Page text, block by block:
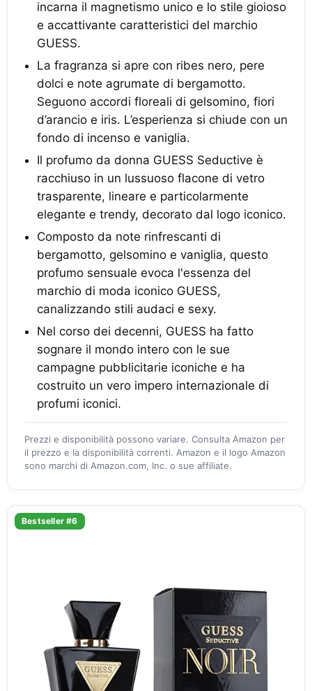
incarna il magnetismo unico e lo stile gioioso
e accattivante caratteristici del marchio
GUESS.
La fragranza si apre con ribes nero, pere
dolci e note agrumate di bergamotto.
Seguono accordi floreali di gelsomino, fiori
d’arancio e iris. L’esperienza si chiude con un
fondo di incenso e vaniglia.
Il profumo da donna GUESS Seductive è
racchiuso in un lussuoso flacone di vetro
trasparente, lineare e particolarmente
elegante e trendy, decorato dal logo iconico.
Composto da note rinfrescanti di
bergamotto, gelsomino e vaniglia, questo
profumo sensuale evoca l'essenza del
marchio di moda iconico GUESS,
canalizzando stili audaci e sexy.
Nel corso dei decenni, GUESS ha fatto
sognare il mondo intero con le sue
campagne pubblicitarie iconiche e ha
costruito un vero impero internazionale di
profumi iconici.
Prezzi e disponibilità possono variare. Consulta Amazon per
il prezzo e la disponibilità correnti. Amazon e il logo Amazon
sono marchi di Amazon.com, Inc. o sue affiliate.
Bestseller #6